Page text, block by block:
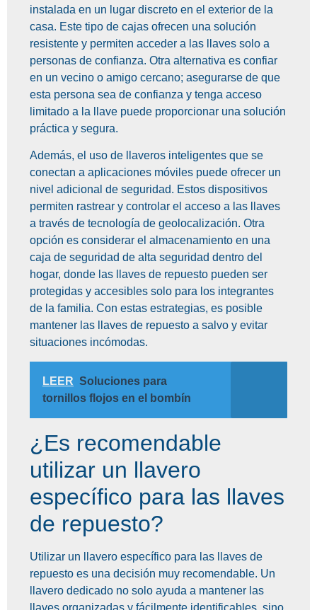
instalada en un lugar discreto en el exterior de la
casa. Este tipo de cajas ofrecen una solución
resistente y permiten acceder a las llaves solo a
personas de confianza. Otra alternativa es confiar
en un vecino o amigo cercano; asegurarse de que
esta persona sea de confianza y tenga acceso
limitado a la llave puede proporcionar una solución
práctica y segura.
Además, el uso de llaveros inteligentes que se
conectan a aplicaciones móviles puede ofrecer un
nivel adicional de seguridad. Estos dispositivos
permiten rastrear y controlar el acceso a las llaves
a través de tecnología de geolocalización. Otra
opción es considerar el almacenamiento en una
caja de seguridad de alta seguridad dentro del
hogar, donde las llaves de repuesto pueden ser
protegidas y accesibles solo para los integrantes
de la familia. Con estas estrategias, es posible
mantener las llaves de repuesto a salvo y evitar
situaciones incómodas.
LEER Soluciones para
tornillos flojos en el bombín
¿Es recomendable
utilizar un llavero
específico para las llaves
de repuesto?
Utilizar un llavero específico para las llaves de
repuesto es una decisión muy recomendable. Un
llavero dedicado no solo ayuda a mantener las
llaves organizadas y fácilmente identificables, sino